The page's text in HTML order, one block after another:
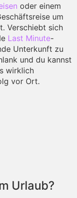
oder einem
um
Verschiebt sich
Last Minute-
Unterkunft zu
und du kannst
wirklich
vor Ort.
Urlaub?